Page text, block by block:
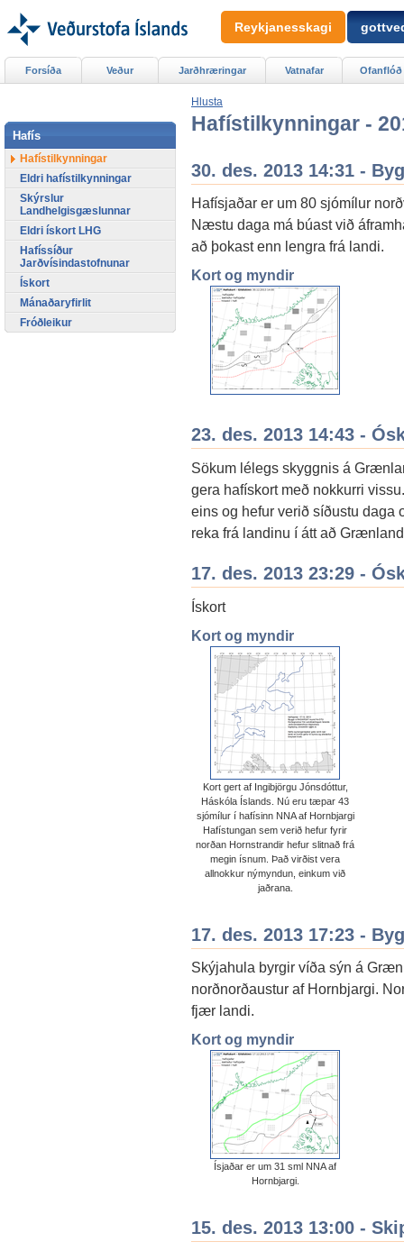
Hlusta
Hafístilkynningar -
30. des. 2013 14:31 -
Hafísjaðar er um 80 sjómílur
Næstu daga má búast við
að þokast enn lengra frá landi.
Kort og myndir
23. des. 2013 14:43 -
Sökum lélegs skyggnis á
gera hafískort með nokkurri
eins og hefur verið síðustu
reka frá landinu í átt að
17. des. 2013 23:29 -
Ískort
Kort og myndir
Kort gert af Ingibjörgu Jónsdóttur,
Háskóla Íslands. Nú eru tæpar 43
sjómílur í hafísinn NNA af Hornbjargi
Hafístungan sem verið hefur fyrir
norðan Hornstrandir hefur slitnað frá
megin ísnum. Það virðist vera
allnokkur nýmyndun, einkum við
jaðrana.
17. des. 2013 17:23 -
Skýjahula byrgir víða sýn á
norðnorðaustur af Hornbjargi.
fjær landi.
Kort og myndir
Ísjaðar er um 31 sml NNA af
Hornbjargi.
15. des. 2013 13:00 -
Forsíða Veður Jarðhræringar Vatnafar Ofanflóð
Hafís
Hafístilkynningar
Eldri hafístilkynningar
Skýrslur
Landhelgisgæslunnar
Eldri ískort LHG
Hafíssíður
Jarðvísindastofnunar
Ískort
Mánaðaryfirlit
Fróðleikur
Reykjanesskagi